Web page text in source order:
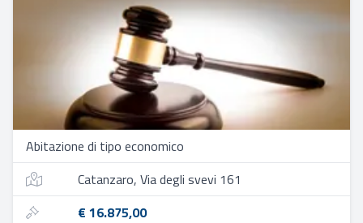
Abitazione di tipo economico
Catanzaro, Via degli svevi 161
€ 16.875,00